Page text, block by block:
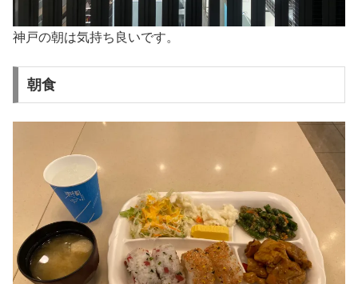
神戸の朝は気持ち良いです。
朝食